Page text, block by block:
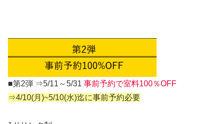
■第2弾 ⇒5/11～5/31 事前予約で室料100％OFF
⇒4/10(月)~5/10(水)迄に事前予約必要